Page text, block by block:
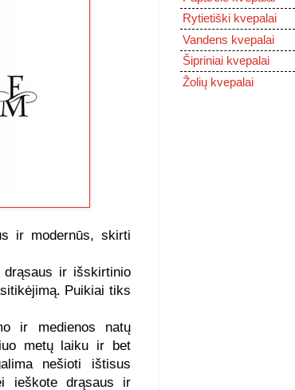
ir modernūs, skirti
ir išskirtinio
Puikiai tiks
ir medienos natų
metų laiku ir bet
nešioti ištisus
ieškote drąsaus ir
Rytietiški kvepalai
Vandens kvepalai
Šipriniai kvepalai
Žolių kvepalai